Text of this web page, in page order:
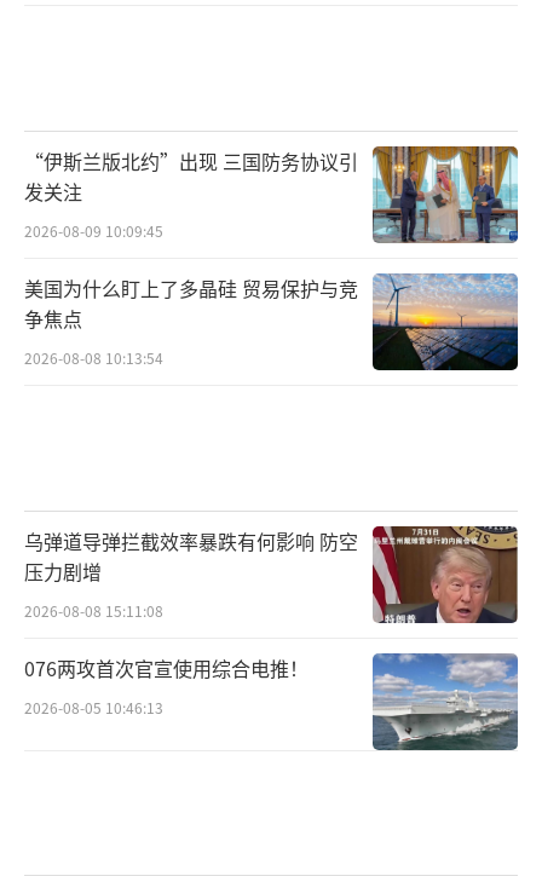
人的牺牲奉献。多位现场观礼及观看直播的台
湾同胞告诉谭主，尤其在看到天安门城楼上的
国民党老兵时，更深刻认识到抗战胜利是全民
族的胜利，抗战胜利的成果需要两岸共同维
护。岛内学者强调，赖清德“台湾地位未
定”等亵渎抗战胜利成果的谎言再也讲不下
去。
胁”，就在阅兵当天，赖清德还污称大陆是在
搞所谓“侵略扩张”。前台北县长周锡玮在岛
内政论节目中表示，通过阅兵可以看出大陆早
就有这么强大的军事实力，但却从未诉诸武
力，而是追求止战与和平。中时新闻网刊文
称，特别是在当前国际局势动荡的背景下，大
陆以九三阅兵重申反法西斯、反霸权的立场，
“伊斯兰版北约”出现 三国防务协议引
发关注
2026-08-09 10:09:45
美国为什么盯上了多晶硅 贸易保护与竞
争焦点
2026-08-08 10:13:54
乌弹道导弹拦截效率暴跌有何影响 防空
压力剧增
2026-08-08 15:11:08
076两攻首次官宣使用综合电推！
2026-08-05 10:46:13